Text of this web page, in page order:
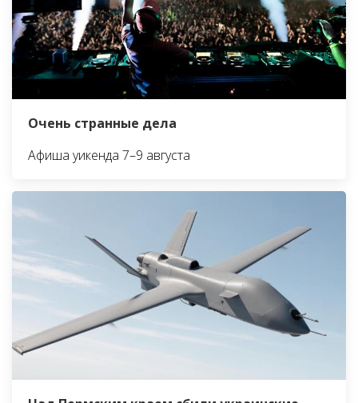
Очень странные дела
Афиша уикенда 7–9 августа